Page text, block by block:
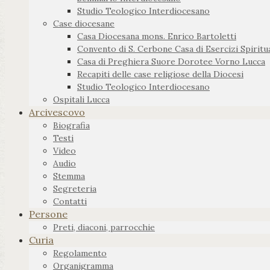
Studio Teologico Interdiocesano
Case diocesane
Casa Diocesana mons. Enrico Bartoletti
Convento di S. Cerbone Casa di Esercizi
Casa di Preghiera Suore Dorotee Vorno Lucca
Recapiti delle case religiose della Diocesi
Studio Teologico Interdiocesano
Ospitali Lucca
Arcivescovo
Biografia
Testi
Video
Audio
Stemma
Segreteria
Contatti
Persone
Preti, diaconi, parrocchie
Curia
Regolamento
Organigramma